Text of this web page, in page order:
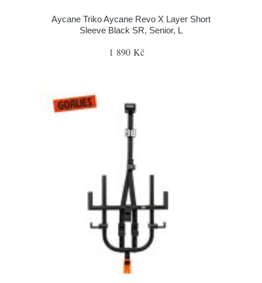
Aycane Triko Aycane Revo X Layer Short
Sleeve Black SR, Senior, L
1 890 Kč